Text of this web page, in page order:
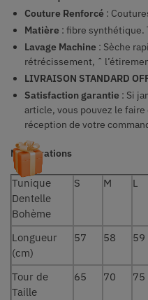
Couture Renforcé :
Matière : fibre synthétique.
Lavage Machine : Sèche
rétrécissement, ˆ
LIVRAISON STANDARD
Satisfaction garantie : Si
article, vous pouvez le
réception de votre
Mensurations
Tunique
Dentelle
Bohème
S M L
Longueur
(cm)
57 58 59
Tour de
Taille
65 70 75